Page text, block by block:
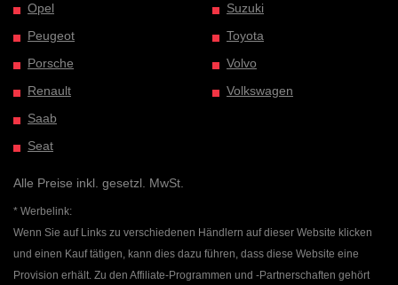
Opel
Peugeot
Porsche
Renault
Saab
Seat
Suzuki
Toyota
Volvo
Volkswagen
Alle Preise inkl. gesetzl. MwSt.
* Werbelink:
Wenn Sie auf Links zu verschiedenen Händlern auf dieser Website klicken
und einen Kauf tätigen, kann dies dazu führen, dass diese Website eine
Provision erhält. Zu den Affiliate-Programmen und -Partnerschaften gehört